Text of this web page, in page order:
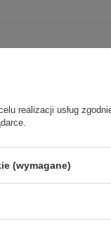
opakowania
opakowania towaru
realizacji usług
(wymagane)